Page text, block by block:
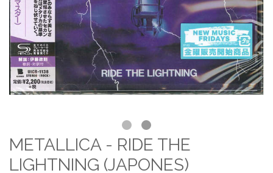
METALLICA - RIDE THE
LIGHTNING (JAPONES)